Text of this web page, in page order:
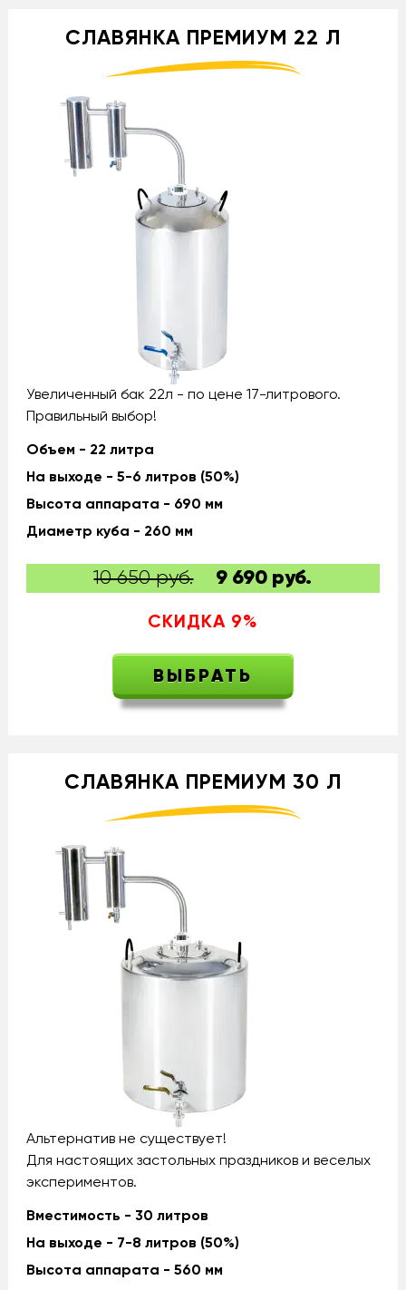
СЛАВЯНКА ПРЕМИУМ 22 Л
Увеличенный бак 22л - по цене 17-литрового.
Правильный выбор!
Объем - 22 литра
На выходе - 5-6 литров (50%)
Высота аппарата - 690 мм
Диаметр куба - 260 мм
10 650 руб. 9 690 руб.
СКИДКА 9%
ВЫБРАТЬ
СЛАВЯНКА ПРЕМИУМ 30 Л
Альтернатив не существует!
Для настоящих застольных праздников и веселых
экспериментов.
Вместимость - 30 литров
На выходе - 7-8 литров (50%)
Высота аппарата - 560 мм